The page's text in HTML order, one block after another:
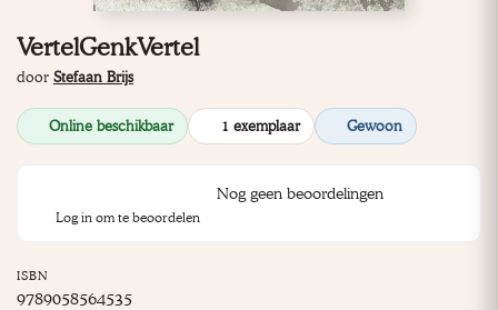
VertelGenkVertel
door Stefaan Brijs
Online beschikbaar 1 exemplaar Gewoon
Nog geen beoordelingen
Log in om te beoordelen
ISBN
9789058564535